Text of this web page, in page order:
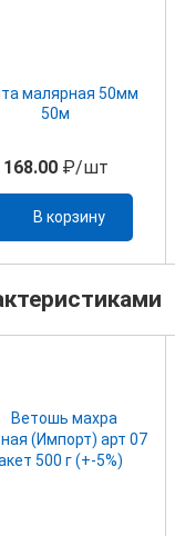
малярная 50мм
50м
168.00₽/шт
В корзину